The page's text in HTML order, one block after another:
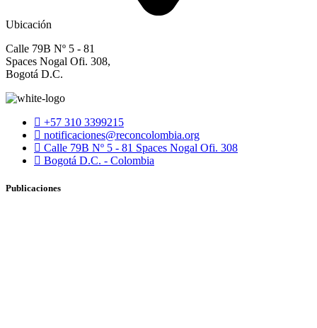
Ubicación
Calle 79B Nº 5 - 81
Spaces Nogal Ofi. 308,
Bogotá D.C.
+57 310 3399215
notificaciones@reconcolombia.org
Calle 79B Nº 5 - 81 Spaces Nogal Ofi. 308
Bogotá D.C. - Colombia
Publicaciones